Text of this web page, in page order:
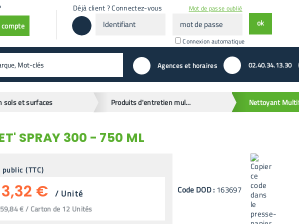
Déjà client ? Connectez-vous
passeConnexion automatique
Mot de passe oublié
ok
valider Agences et horaires 02.40.34.13.30
sols et surfaces Produits d'entretien multi services
SPRAY 300 - 750 ML
(TTC)
€ / Unité
€ / Carton de 12 Unités
Code DOD: 163697